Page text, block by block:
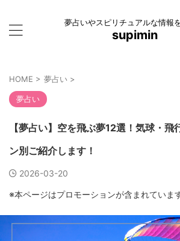
夢占いやスピリチュアルな情報
supimin
HOME > 夢占い >
夢占い
【夢占い】空を飛ぶ夢12選！気球・飛
ン別ご紹介します！
2026-03-20
※本ページはプロモーションが含まれています